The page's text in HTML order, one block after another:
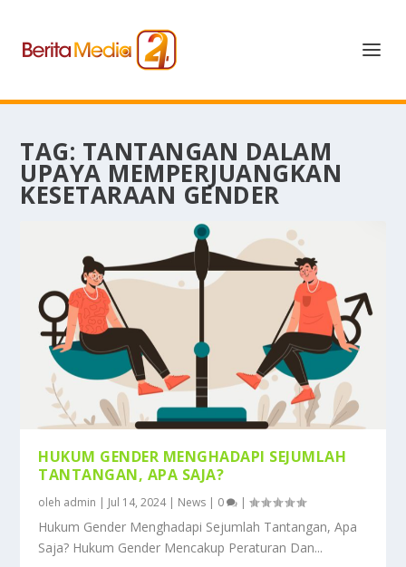
TAG: TANTANGAN DALAM
UPAYA MEMPERJUANGKAN
KESETARAAN GENDER
HUKUM GENDER MENGHADAPI SEJUMLAH
TANTANGAN, APA SAJA?
oleh admin | Jul 14, 2024| News | 0 |
Hukum Gender Menghadapi Sejumlah Tantangan, Apa
Saja? Hukum Gender Mencakup Peraturan Dan...